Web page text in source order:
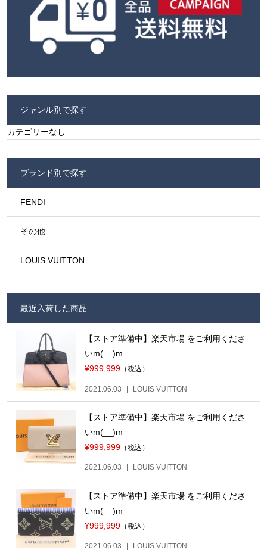
ジャンル別で探す
カテゴリーなし
ブランド別で探す
FENDI
その他
LOUIS VUITTON
最近入荷した商品
【ストア準備中】楽天市場 をご利用くださ
いm(__)m
¥999,999 （税込）
2021.06.03 LOUIS VUITTON
【ストア準備中】楽天市場 をご利用くださ
いm(__)m
¥999,999 （税込）
2021.06.03 LOUIS VUITTON
【ストア準備中】楽天市場 をご利用くださ
いm(__)m
¥999,999 （税込）
2021.06.03 LOUIS VUITTON